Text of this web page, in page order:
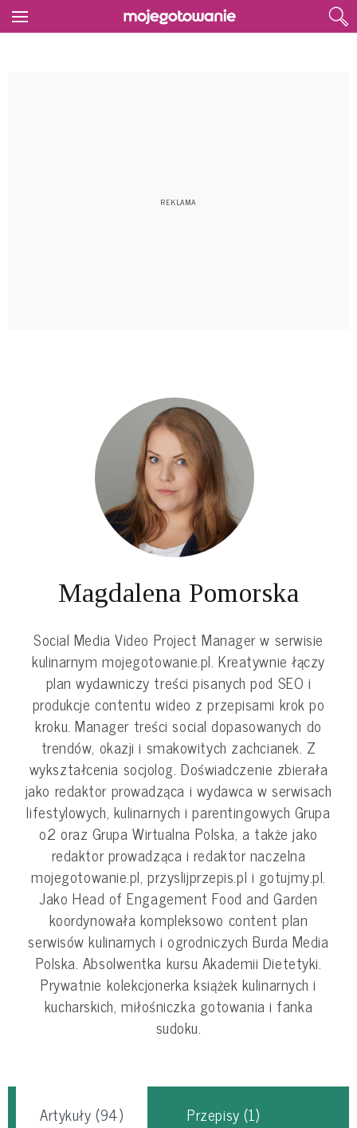
Magdalena Pomorska
Social Media Video Project Manager w serwisie
kulinarnym mojegotowanie.pl. Kreatywnie łączy
plan wydawniczy treści pisanych pod SEO i
produkcje contentu wideo z przepisami krok po
kroku. Manager treści social dopasowanych do
trendów, okazji i smakowitych zachcianek. Z
wykształcenia socjolog. Doświadczenie zbierała
jako redaktor prowadząca i wydawca w serwisach
lifestylowych, kulinarnych i parentingowych Grupa
o2 oraz Grupa Wirtualna Polska, a także jako
redaktor prowadząca i redaktor naczelna
mojegotowanie.pl, przyslijprzepis.pl i gotujmy.pl.
Jako Head of Engagement Food and Garden
koordynowała kompleksowo content plan
serwisów kulinarnych i ogrodniczych Burda Media
Polska. Absolwentka kursu Akademii Dietetyki.
Prywatnie kolekcjonerka książek kulinarnych i
kucharskich, miłośniczka gotowania i fanka
sudoku.
Artykuły (94) Przepisy(1)